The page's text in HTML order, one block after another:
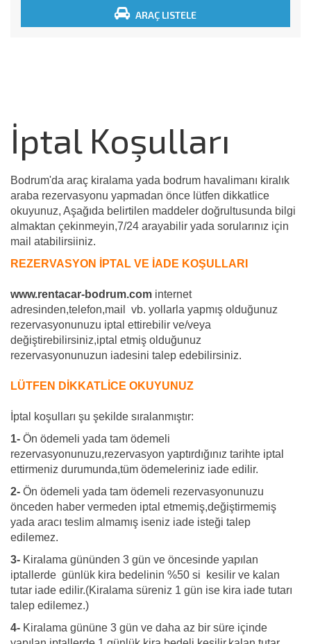
ARAÇ LISTELE
İptal Koşulları
Bodrum'da araç kiralama yada bodrum havalimanı kiralık
araba rezervasyonu yapmadan önce lütfen dikkatlice
okuyunuz, Aşağıda belirtilen maddeler doğrultusunda bilgi
almaktan çekinmeyin,7/24 arayabilir yada sorularınız için
mail atabilirsiiniz.
REZERVASYON İPTAL VE İADE KOŞULLARI
www.rentacar-bodrum.com internet
adresinden,telefon,mail vb. yollarla yapmış olduğunuz
rezervasyonunuzu iptal ettirebilir ve/veya
değiştirebilirsiniz,iptal etmiş olduğunuz
rezervasyonunuzun iadesini talep edebilirsiniz.
LÜTFEN DİKKATLİCE OKUYUNUZ
İptal koşulları şu şekilde sıralanmıştır:
1- Ön ödemeli yada tam ödemeli
rezervasyonunuzu,rezervasyon yaptırdığınız tarihte iptal
ettirmeniz durumunda,tüm ödemeleriniz iade edilir.
2- Ön ödemeli yada tam ödemeli rezervasyonunuzu
önceden haber vermeden iptal etmemiş,değiştirmemiş
yada aracı teslim almamış iseniz iade isteği talep
edilemez.
3- Kiralama gününden 3 gün ve öncesinde yapılan
iptallerde günlük kira bedelinin %50 si kesilir ve kalan
tutar iade edilir.(Kiralama süreniz 1 gün ise kira iade tutarı
talep edilemez.)
4- Kiralama gününe 3 gün ve daha az bir süre içinde